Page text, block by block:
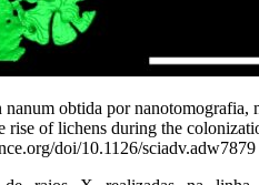
obtida por nanotomografia,
rise of lichens during the
doi/10.1126/sciadv.adw7879